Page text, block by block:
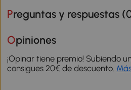
Preguntas y respuestas (
Opiniones
¡Opinar tiene premio! Subiendo
consigues 20€ de descuento.